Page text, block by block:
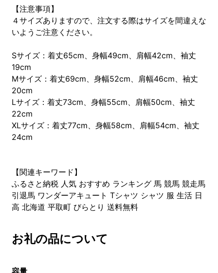
【注意事項】
４サイズありますので、注文する際はサイズを間違えな
いようご注意ください。
Sサイズ：着丈65cm、身幅49cm、肩幅42cm、袖丈
19cm
Mサイズ：着丈69cm、身幅52cm、肩幅46cm、袖丈
20cm
Lサイズ：着丈73cm、身幅55cm、肩幅50cm、袖丈
22cm
XLサイズ：着丈77cm、身幅58cm、肩幅54cm、袖丈
24cm
【関連キーワード】
ふるさと納税 人気 おすすめ ランキング 馬 競馬 競走馬
引退馬 ワンダーアキュート Tシャツ シャツ 服 生活 日
高 北海道 平取町 びらとり 送料無料
お礼の品について
容量